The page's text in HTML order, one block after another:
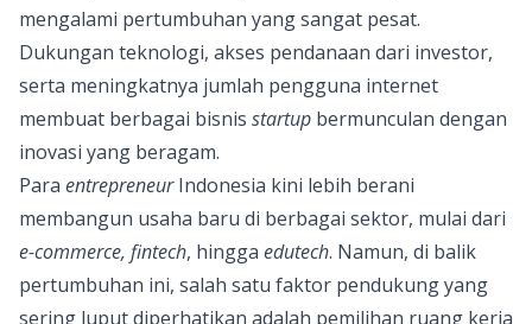
mengalami pertumbuhan yang sangat pesat.
Dukungan teknologi, akses pendanaan dari investor,
serta meningkatnya jumlah pengguna internet
membuat berbagai bisnis startup bermunculan dengan
inovasi yang beragam.
Para entrepreneurIndonesia kini lebih berani
membangun usaha baru di berbagai sektor, mulai dari
e-commerce, fintech, hingga edutech. Namun, di balik
pertumbuhan ini, salah satu faktor pendukung yang
sering luput diperhatikan adalah pemilihan ruang kerja